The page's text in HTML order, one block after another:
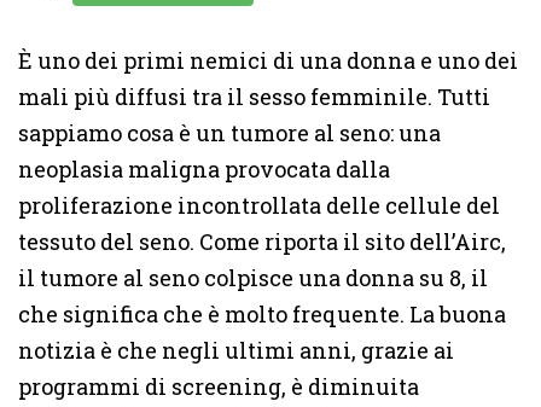
È uno dei primi nemici di una donna e uno dei
mali più diffusi tra il sesso femminile. Tutti
sappiamo cosa è un tumore al seno: una
neoplasia maligna provocata dalla
proliferazione incontrollata delle cellule del
tessuto del seno. Come riporta il sito dell’Airc,
il tumore al seno colpisce una donna su 8, il
che significa che è molto frequente. La buona
notizia è che negli ultimi anni, grazie ai
programmi di screening, è diminuita